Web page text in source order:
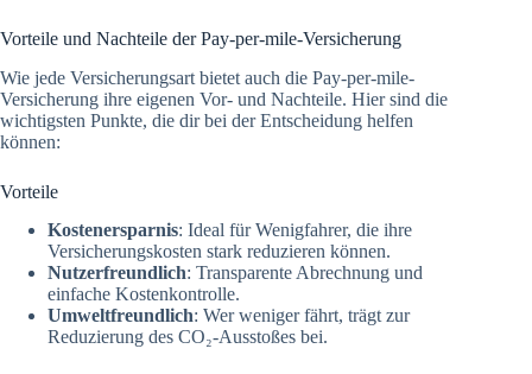
Vorteile und Nachteile der Pay-per-mile-Versicherung
Wie jede Versicherungsart bietet auch die Pay-per-mile-
Versicherung ihre eigenen Vor- und Nachteile. Hier sind die
wichtigsten Punkte, die dir bei der Entscheidung helfen
können:
Vorteile
Kostenersparnis: Ideal für Wenigfahrer, die ihre
Versicherungskosten stark reduzieren können.
Nutzerfreundlich: Transparente Abrechnung und
einfache Kostenkontrolle.
Umweltfreundlich: Wer weniger fährt, trägt zur
Reduzierung des CO₂-Ausstoßes bei.